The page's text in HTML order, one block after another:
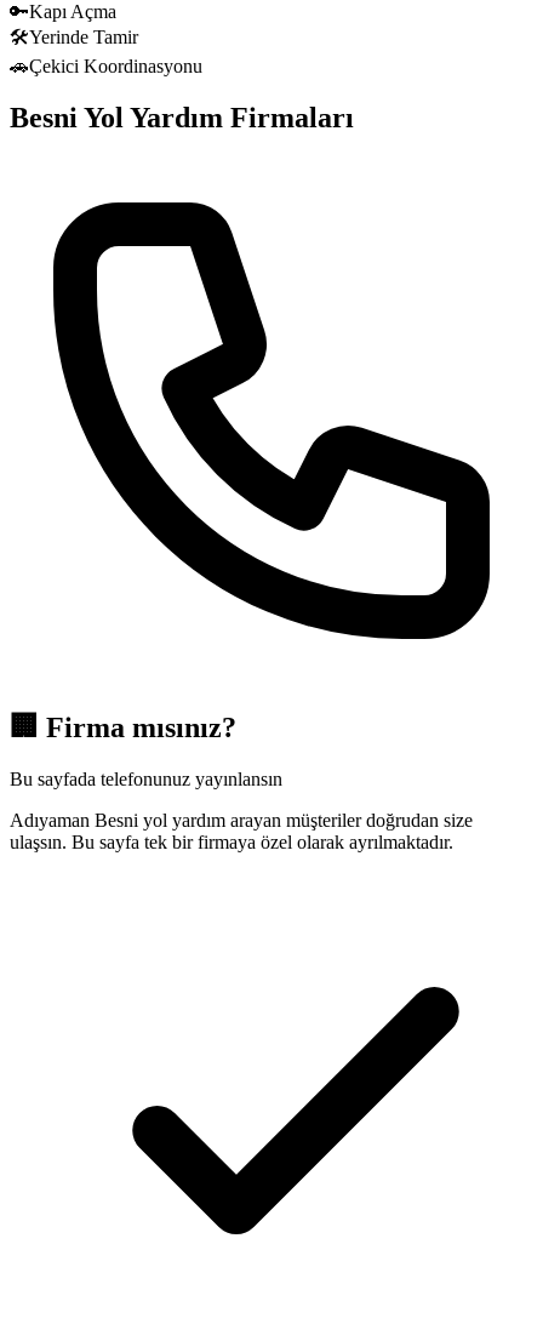
🔑Kapı Açma
🛠️Yerinde Tamir
🚗Çekici Koordinasyonu
BesniYol Yardım Firmaları
🏢 Firma mısınız?
Bu sayfada telefonunuz yayınlansın
Adıyaman Besni yol yardım arayan müşteriler doğrudan size
ulaşsın. Bu sayfa tek bir firmaya özel olarak ayrılmaktadır.